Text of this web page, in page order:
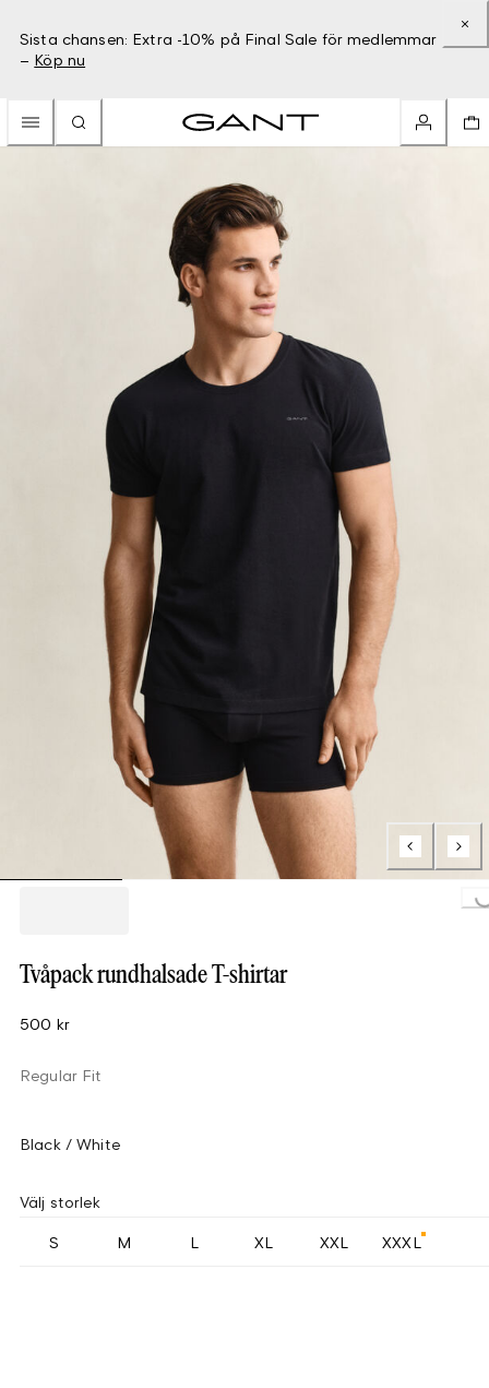
Sista chansen: Extra -10% på Final Sale för medlemmar
– Köp nu
Loading...
Tvåpack rundhalsade T-shirtar
500 kr
Regular Fit
Black / White
Välj storlek
S M L XL XXL XXXL